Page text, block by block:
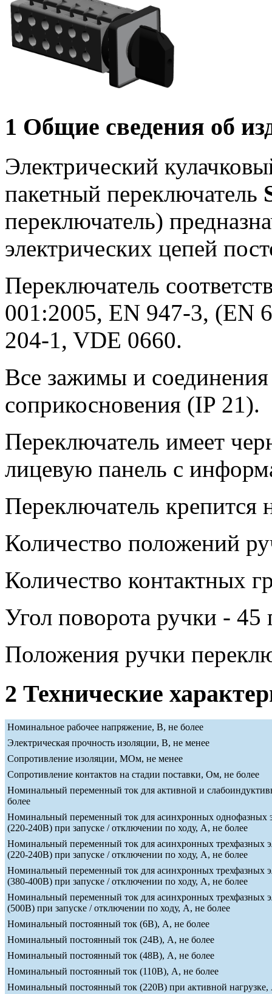
1 Общие сведения об
Электрический
пакетный переключатель
переключатель)
электрических цепей
Переключатель
001:2005, EN 947-3, (EN
204-1, VDE 0660.
Все зажимы и
соприкосновения (IP 21).
Переключатель имеет
лицевую панель с
Переключатель
Количество положений
Количество контактных
Угол поворота ручки - 45
Положения ручки
2 Технические
Номинальное рабочее напряжение, В, не более
Электрическая прочность изоляции, В, не менее
Сопротивление изоляции, МОм, не менее
Сопротивление контактов на стадии поставки, Ом, не более
Номинальный переменный ток для активной и
более
Номинальный переменный ток для асинхронных однофазных
(220-240В) при запуске / отключении по ходу, А, не более
Номинальный переменный ток для асинхронных трехфазных
(220-240В) при запуске / отключении по ходу, А, не более
Номинальный переменный ток для асинхронных трехфазных
(380-400В) при запуске / отключении по ходу, А, не более
Номинальный переменный ток для асинхронных трехфазных
(500В) при запуске / отключении по ходу, А, не более
Номинальный постоянный ток (6В), А, не более
Номинальный постоянный ток (24В), А, не более
Номинальный постоянный ток (48В), А, не более
Номинальный постоянный ток (110В), А, не более
Номинальный постоянный ток (220В) при активной нагрузке,